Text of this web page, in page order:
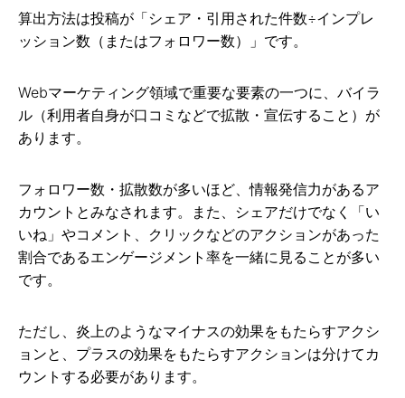
算出方法は投稿が「シェア・引用された件数÷インプレ
ッション数（またはフォロワー数）」です。
Webマーケティング領域で重要な要素の一つに、バイラ
ル（利用者自身が口コミなどで拡散・宣伝すること）が
あります。
フォロワー数・拡散数が多いほど、情報発信力があるア
カウントとみなされます。また、シェアだけでなく「い
いね」やコメント、クリックなどのアクションがあった
割合であるエンゲージメント率を一緒に見ることが多い
です。
ただし、炎上のようなマイナスの効果をもたらすアクシ
ョンと、プラスの効果をもたらすアクションは分けてカ
ウントする必要があります。